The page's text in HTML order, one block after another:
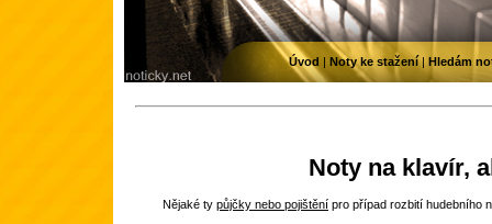
Noty na klavír,
Nějaké ty půjčky nebo pojištění pro případ rozbití hudebního
Úvod | Noty ke stažení| Hledám